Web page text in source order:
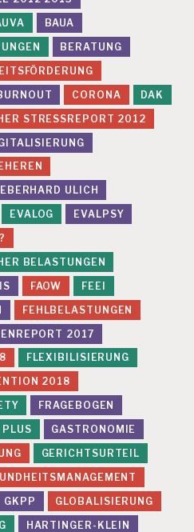
BAUA
BERATUNG
CORONA
DAK
STRESSREPORT 2012
EBERHARD ULICH
EVALOG
EVALPSY
BELASTUNGEN
FAOW
FEEI
FEHLBELASTUNGEN
2017
FLEXIBILISIERUNG
2018
FRAGEBOGEN
PLUS
GASTRONOMIE
GERICHTSURTEIL
GKPP
GLOBALISIERUNG
HARTINGER-KLEIN